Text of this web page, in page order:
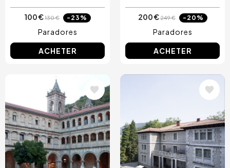
100 €130 € -23%
Paradores
ACHETER
200 €249 € -20%
Paradores
ACHETER
Image